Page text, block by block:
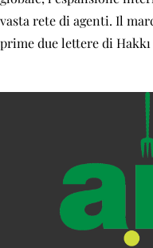
vasta rete di agenti. Il
prime due lettere di Hakkı